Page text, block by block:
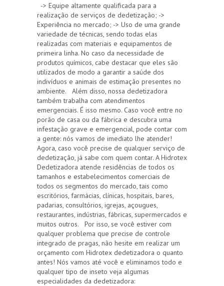
-> Equipe altamente qualificada para a
realização de serviços de dedetização; ->
Experiência no mercado; -> Uso de uma grande
variedade de técnicas, sendo todas elas
realizadas com materiais e equipamentos de
primeira linha. No caso da necessidade de
produtos químicos, cabe destacar que eles são
utilizados de modo a garantir a saúde dos
indivíduos e animais de estimação presentes no
ambiente. Além disso, nossa dedetizadora
também trabalha com atendimentos
emergenciais. É isso mesmo. Caso você entre no
porão de casa ou da fábrica e descubra uma
infestação grave e emergencial, pode contar com
a gente: nós vamos de imediato lhe atender!
Agora, caso você precise de qualquer serviço de
dedetização, já sabe com quem contar. A Hidrotex
Dedetizadora atende residências de todos os
tamanhos e estabelecimentos comerciais de
todos os segmentos do mercado, tais como
escritórios, farmácias, clínicas, hospitais, bares,
padarias, consultórios, igrejas, açougues,
restaurantes, indústrias, fábricas, supermercados e
muitos outros. Por isso, se você estiver com
qualquer problema que precise de controle
integrado de pragas, não hesite em realizar um
orçamento com Hidrotex dedetizadora o quanto
antes! Nós vamos até você e eliminamos todo e
qualquer tipo de inseto veja algumas
especialidades da dedetizadora: